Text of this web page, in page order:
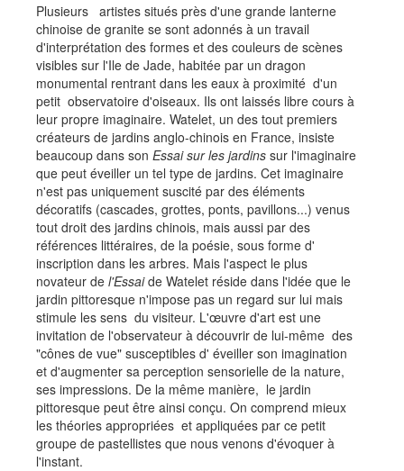
Plusieurs artistes situés près d'une grande lanterne
chinoise de granite se sont adonnés à un travail
d'interprétation des formes et des couleurs de scènes
visibles sur l'Ile de Jade, habitée par un dragon
monumental rentrant dans les eaux à proximité d'un
petit observatoire d'oiseaux. Ils ont laissés libre cours à
leur propre imaginaire. Watelet, un des tout premiers
créateurs de jardins anglo-chinois en France, insiste
beaucoup dans son Essai sur les jardins sur l'imaginaire
que peut éveiller un tel type de jardins. Cet imaginaire
n'est pas uniquement suscité par des éléments
décoratifs (cascades, grottes, ponts, pavillons...) venus
tout droit des jardins chinois, mais aussi par des
références littéraires, de la poésie, sous forme d'
inscription dans les arbres. Mais l'aspect le plus
novateur de l'Essaide Watelet réside dans l'idée que le
jardin pittoresque n'impose pas un regard sur lui mais
stimule les sens du visiteur. L'œuvre d'art est une
invitation de l'observateur à découvrir de lui-même des
"cônes de vue" susceptibles d' éveiller son imagination
et d'augmenter sa perception sensorielle de la nature,
ses impressions. De la même manière, le jardin
pittoresque peut être ainsi conçu. On comprend mieux
les théories appropriées et appliquées par ce petit
groupe de pastellistes que nous venons d'évoquer à
l'instant.